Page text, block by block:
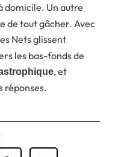
domicile. Un autre
de tout gâcher. Avec
Nets glissent
les bas-fonds de
, et
réponses.